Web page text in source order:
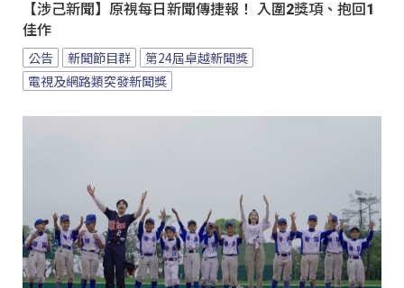
【涉己新聞】原視每日新聞傳捷報！ 入圍2獎項、抱回1
佳作
公告 新聞節目群
第24屆卓越新聞獎
電視及網路類突發新聞獎